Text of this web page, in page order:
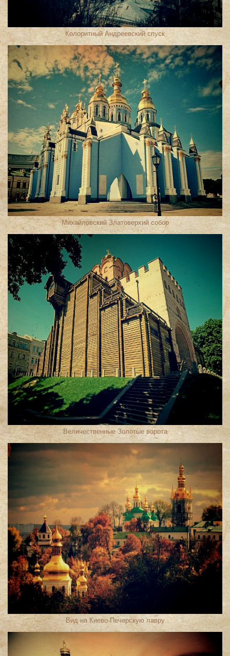
Колоритный Андреевский спуск
Михайловский Златоверхий собор
Величественные Золотые ворота
Вид на Киево-Печерскую лавру